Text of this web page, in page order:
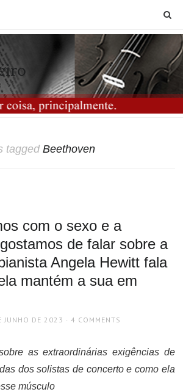
taggedBeethoven
com o sexo e a
de falar sobre a
Angela Hewitt fala
mantém a sua em
JUNHO DE 2023 4 COMMENTS
as extraordinárias exigências de
dos solistas de concerto e como ela
músculo